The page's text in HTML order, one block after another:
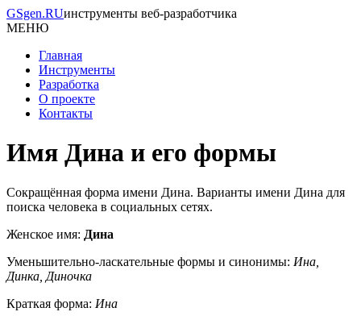
GSgen.RUинструменты веб-разработчика
МЕНЮ
Главная
Инструменты
Разработка
О проекте
Контакты
Имя Дина и его формы
Сокращённая форма имени Дина. Варианты имени Дина для
поиска человека в социальных сетях.
Женское имя: Дина
Уменьшительно-ласкательные формы и синонимы: Ина,
Динка, Диночка
Краткая форма: Ина